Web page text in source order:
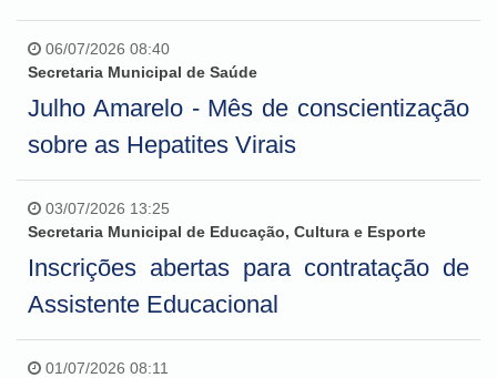
06/07/2026 08:40
Secretaria Municipal de Saúde
Julho Amarelo - Mês de conscientização
sobre as Hepatites Virais
03/07/2026 13:25
Secretaria Municipal de Educação, Cultura e Esporte
Inscrições abertas para contratação de
Assistente Educacional
01/07/2026 08:11